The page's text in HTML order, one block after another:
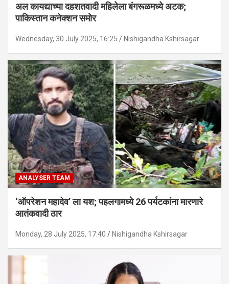
अल कायद्याच्या दहशतवादी महिलेला बंगरूळमध्ये अटक;
पाकिस्तान कनेक्शन समोर
Wednesday, 30 July 2025, 16:25 Nishigandha Kshirsagar
ANALYSER TEAM
‘ऑपरेशन महादेव’ ला यश; पहलगामध्ये 26 पर्यटकांना मारणारे
आतंकवादी ठार
Monday, 28 July 2025, 17:40 Nishigandha Kshirsagar